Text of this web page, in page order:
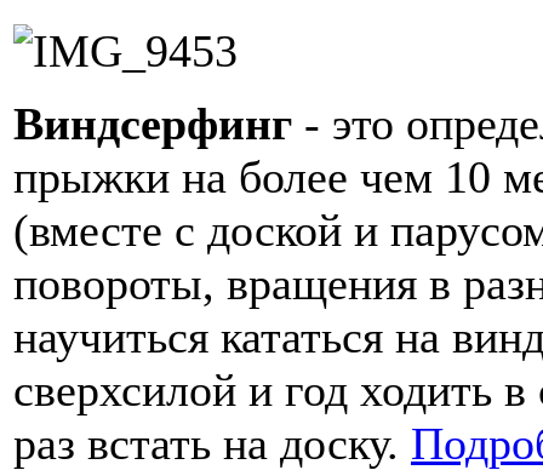
Виндсерфинг - это
прыжки на более чем 10
(вместе с доской и
повороты, вращения в
научиться кататься на
сверхсилой и год ходить
раз встать на доску.